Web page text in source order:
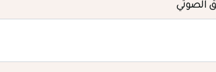
الصوتي